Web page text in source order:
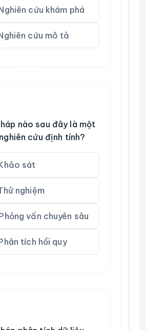
cứu khám phá
cứu mô tả
nào sau đây là một
cứu định tính?
sát
nghiệm
vấn chuyên sâu
tích hồi quy